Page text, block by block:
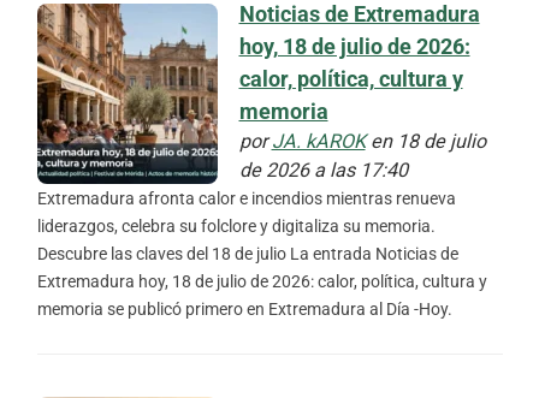
Noticias de Extremadura
hoy, 18 de julio de 2026:
calor, política, cultura y
memoria
porJA. kAROKen 18 de julio
de 2026 a las 17:40
Extremadura afronta calor e incendios mientras renueva
liderazgos, celebra su folclore y digitaliza su memoria.
Descubre las claves del 18 de julio La entrada Noticias de
Extremadura hoy, 18 de julio de 2026: calor, política, cultura y
memoria se publicó primero en Extremadura al Día -Hoy.